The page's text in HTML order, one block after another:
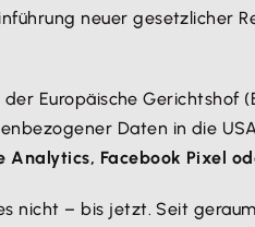
neuer gesetzlicher
Europäische Gerichtshof
Daten in die
Analytics, Facebook Pixel
nicht – bis jetzt. Seit